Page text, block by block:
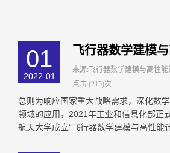
01
2022-01
来源:飞行器数学建模与高性
点击:(215)次
总则为响应国家重大战略需求，深化数
领域的应用，2021年工业和信息化部正
航天大学成立“飞行器数学建模与高性能